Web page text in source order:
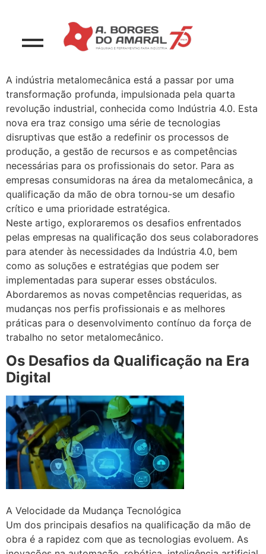
A indústria metalomecânica está a passar por uma
transformação profunda, impulsionada pela quarta
revolução industrial, conhecida como Indústria 4.0. Esta
nova era traz consigo uma série de tecnologias
disruptivas que estão a redefinir os processos de
produção, a gestão de recursos e as competências
necessárias para os profissionais do setor. Para as
empresas consumidoras na área da metalomecânica, a
qualificação da mão de obra tornou-se um desafio
crítico e uma prioridade estratégica.
Neste artigo, exploraremos os desafios enfrentados
pelas empresas na qualificação dos seus colaboradores
para atender às necessidades da Indústria 4.0, bem
como as soluções e estratégias que podem ser
implementadas para superar esses obstáculos.
Abordaremos as novas competências requeridas, as
mudanças nos perfis profissionais e as melhores
práticas para o desenvolvimento contínuo da força de
trabalho no setor metalomecânico.
Os Desafios da Qualificação na Era
Digital
A Velocidade da Mudança Tecnológica
Um dos principais desafios na qualificação da mão de
obra é a rapidez com que as tecnologias evoluem. As